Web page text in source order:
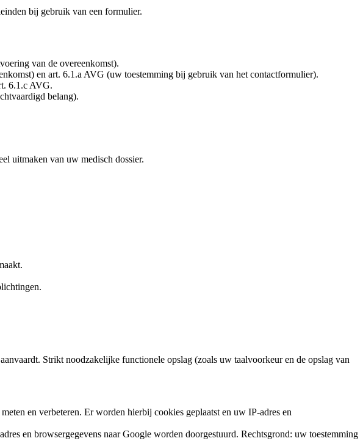
bij gebruik van een formulier.
van de overeenkomst).
en art. 6.1.a AVG (uw toestemming bij gebruik van het contactformulier).
6.1.c AVG.
belang).
uitmaken van uw medisch dossier.
Strikt noodzakelijke functionele opslag (zoals uw taalvoorkeur en de opslag van
en verbeteren. Er worden hierbij cookies geplaatst en uw IP-adres en
en browsergegevens naar Google worden doorgestuurd. Rechtsgrond: uw toestemming